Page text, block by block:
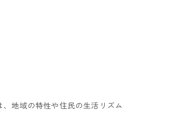
地域の特性や住民の生活リズム